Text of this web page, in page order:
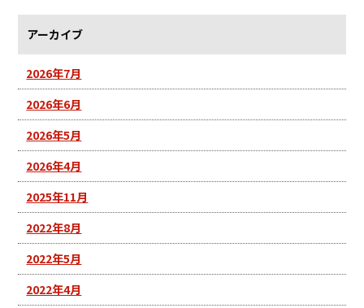
アーカイブ
2026年7月
2026年6月
2026年5月
2026年4月
2025年11月
2022年8月
2022年5月
2022年4月